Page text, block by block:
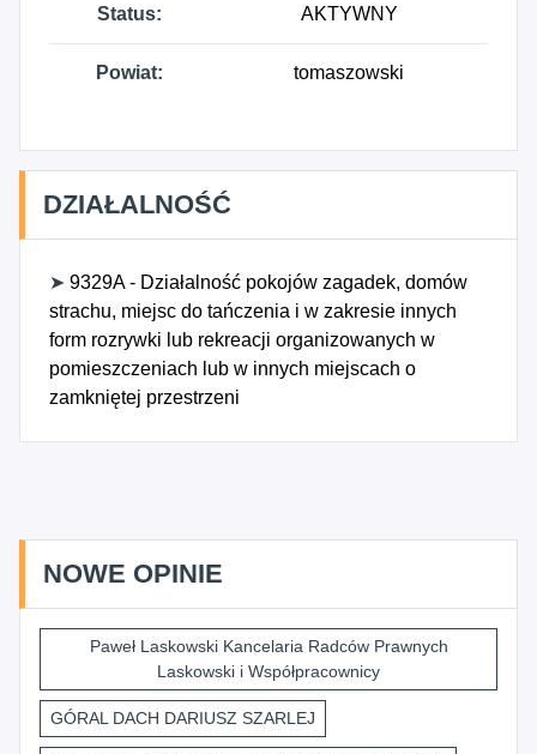
Status: AKTYWNY
Powiat: tomaszowski
DZIAŁALNOŚĆ
➤ 9329A - Działalność pokojów zagadek, domów
strachu, miejsc do tańczenia i w zakresie innych
form rozrywki lub rekreacji organizowanych w
pomieszczeniach lub w innych miejscach o
zamkniętej przestrzeni
NOWE OPINIE
Paweł Laskowski Kancelaria Radców Prawnych
Laskowski i Współpracownicy
GÓRAL DACH DARIUSZ SZARLEJ